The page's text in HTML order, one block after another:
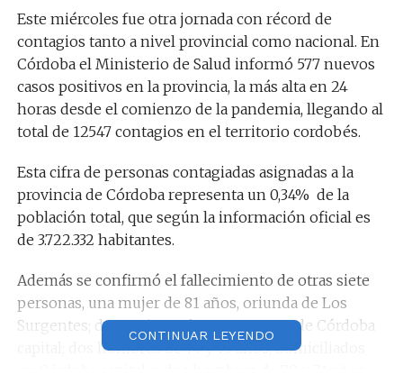
Este miércoles fue otra jornada con récord de
contagios tanto a nivel provincial como nacional. En
Córdoba el Ministerio de Salud informó 577 nuevos
casos positivos en la provincia, la más alta en 24
horas desde el comienzo de la pandemia, llegando al
total de 12547 contagios en el territorio cordobés.
Esta cifra de personas contagiadas asignadas a la
provincia de Córdoba representa un 0,34% de la
población total, que según la información oficial es
de 3.722.332 habitantes.
Además se confirmó el fallecimiento de otras siete
personas, una mujer de 81 años, oriunda de Los
Surgentes; dos mujeres de 83 y 90 años, de Córdoba
capital; dos hombres de 74 y 75 años, domiciliados
CONTINUAR LEYENDO